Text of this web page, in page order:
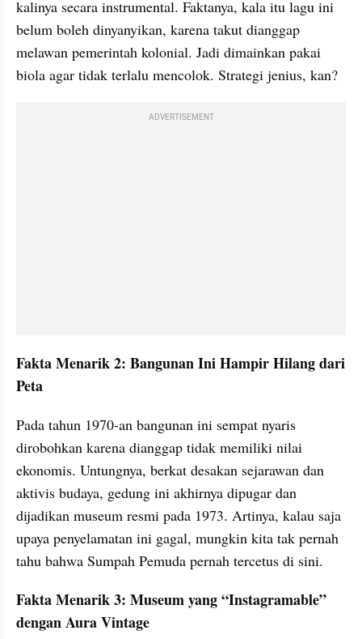
kalinya secara instrumental. Faktanya, kala itu lagu ini
belum boleh dinyanyikan, karena takut dianggap
melawan pemerintah kolonial. Jadi dimainkan pakai
biola agar tidak terlalu mencolok. Strategi jenius, kan?
ADVERTISEMENT
Fakta Menarik 2: Bangunan Ini Hampir Hilang dari
Peta
Pada tahun 1970-an bangunan ini sempat nyaris
dirobohkan karena dianggap tidak memiliki nilai
ekonomis. Untungnya, berkat desakan sejarawan dan
aktivis budaya, gedung ini akhirnya dipugar dan
dijadikan museum resmi pada 1973. Artinya, kalau saja
upaya penyelamatan ini gagal, mungkin kita tak pernah
tahu bahwa Sumpah Pemuda pernah tercetus di sini.
Fakta Menarik 3: Museum yang “Instagramable”
dengan Aura Vintage